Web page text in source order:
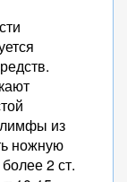
лимфы из
ножную
2 ст.